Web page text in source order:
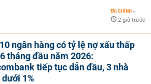
TÀI CHÍNH -
2 giờ trước
ngân hàng có tỷ lệ nợ xấu thấp
tháng đầu năm 2026:
tiếp tục dẫn đầu, 3 nhà
dưới 1%